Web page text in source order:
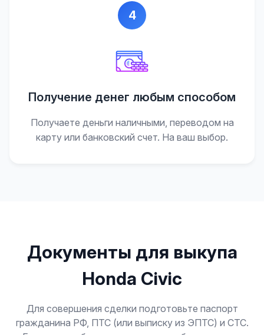
4
Получение денег любым способом
Получаете деньги наличными, переводом на
карту или банковский счет. На ваш выбор.
Документы для выкупа
Honda Civic
Для совершения сделки подготовьте паспорт
гражданина РФ, ПТС (или выписку из ЭПТС) и СТС.